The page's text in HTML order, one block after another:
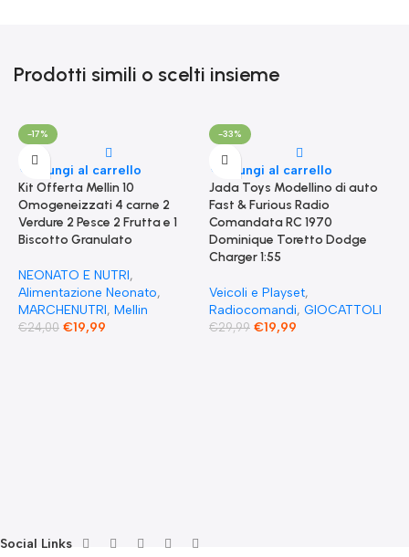
Prodotti simili o scelti insieme
-17%
Aggiungi al carrello
Kit Offerta Mellin 10
Omogeneizzati 4 carne 2
Verdure 2 Pesce 2 Frutta e 1
Biscotto Granulato
NEONATO E NUTRI,
Alimentazione Neonato,
MARCHENUTRI, Mellin
€24,00 €19,99
-33%
Aggiungi al carrello
Jada Toys Modellino di auto
Fast & Furious Radio
Comandata RC 1970
Dominique Toretto Dodge
Charger 1:55
Veicoli e Playset,
Radiocomandi, GIOCATTOLI
€29,99 €19,99
Social Links